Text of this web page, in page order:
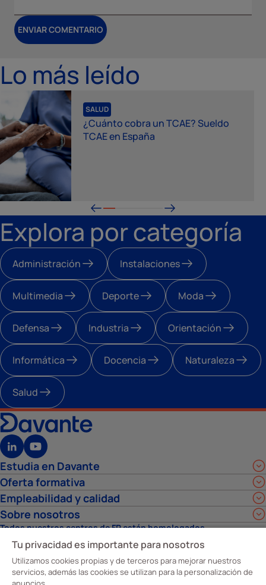
ENVIAR COMENTARIO
Lo más leído
SALUD
¿Cuánto cobra un TCAE? Sueldo
TCAE en España
Explora por categoría
Administración Instalaciones
Multimedia Deporte Moda
Defensa Industria Orientación
Informática Docencia Naturaleza
Salud
Estudia en Davante
Oferta formativa
Empleabilidad y calidad
Sobre nosotros
Todos nuestros centros de FP están homologados
Tu privacidad es importante para nosotros
Utilizamos cookies propias y de terceros para mejorar nuestros
servicios, además las cookies se utilizan para la personalización de